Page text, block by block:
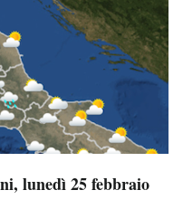
lunedì 25 febbraio